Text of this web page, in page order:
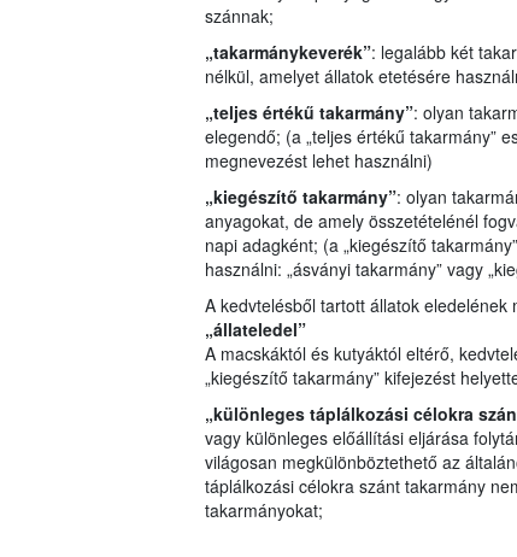
szánnak;
„takarmánykeverék”: legalább két
nélkül, amelyet állatok etetésére
„teljes értékű takarmány”: olyan
elegendő; (a „teljes értékű takarmány”
megnevezést lehet használni)
„kiegészítő takarmány”: olyan
anyagokat, de amely összetételénél
napi adagként; (a „kiegészítő
használni: „ásványi takarmány” vagy
A kedvtelésből tartott állatok
„állateledel”
A macskáktól és kutyáktól eltérő,
„kiegészítő takarmány” kifejezést
„különleges táplálkozási célokra
vagy különleges előállítási eljárása
világosan megkülönböztethető az
táplálkozási célokra szánt takarmány
takarmányokat;